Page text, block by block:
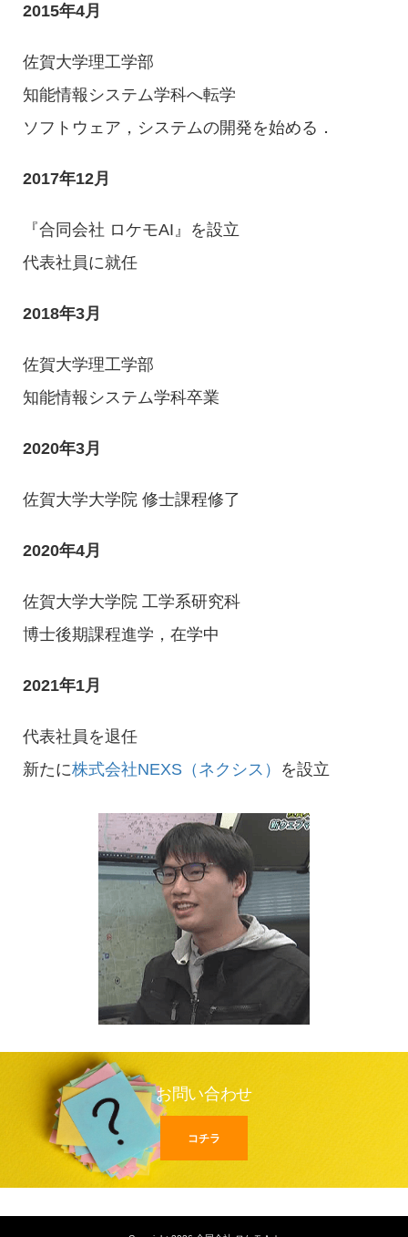
2015年4月
佐賀大学理工学部
知能情報システム学科へ転学
ソフトウェア，システムの開発を始める．
2017年12月
『合同会社 ロケモAI』を設立
代表社員に就任
2018年3月
佐賀大学理工学部
知能情報システム学科卒業
2020年3月
佐賀大学大学院 修士課程修了
2020年4月
佐賀大学大学院 工学系研究科
博士後期課程進学，在学中
2021年1月
代表社員を退任
新たに株式会社NEXS（ネクシス） を設立
お問い合わせ
コチラ